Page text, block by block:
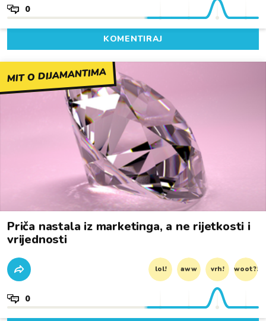
0
KOMENTIRAJ
MIT O DIJAMANTIMA
Priča nastala iz marketinga, a ne rijetkosti i
vrijednosti
lol! aww vrh! woot?!
0